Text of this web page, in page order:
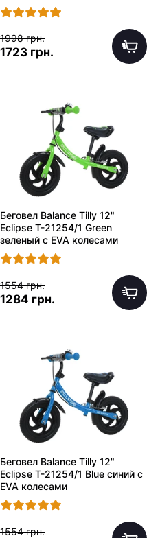
1998 грн.
1723 грн.
Беговел Balance Tilly 12"
Eclipse T-21254/1 Green
зеленый с EVA колесами
1554 грн.
1284 грн.
Беговел Balance Tilly 12"
Eclipse T-21254/1 Blue синий с
EVA колесами
1554 грн.